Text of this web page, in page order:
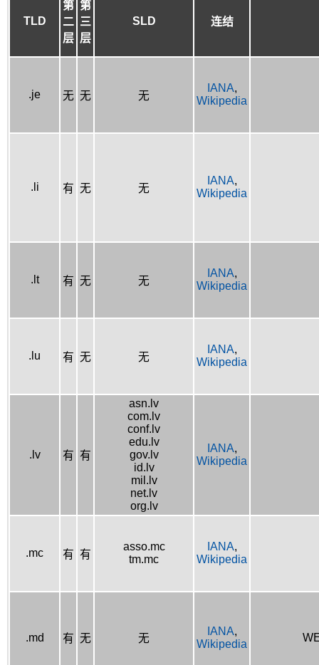
TLD
第
二
层
第
三
层
SLD 连结
.je 无 无 无
IANA,
Wikipedia
.li 有 无 无
IANA,
Wikipedia
.lt 有 无 无
IANA,
Wikipedia
.lu 有 无 无
IANA,
Wikipedia
.lv 有 有
asn.lv
com.lv
conf.lv
edu.lv
gov.lv
id.lv
mil.lv
net.lv
org.lv
IANA,
Wikipedia
.mc 有 有
asso.mc
tm.mc
IANA,
Wikipedia
.md 有 无 无
IANA,
Wikipedia